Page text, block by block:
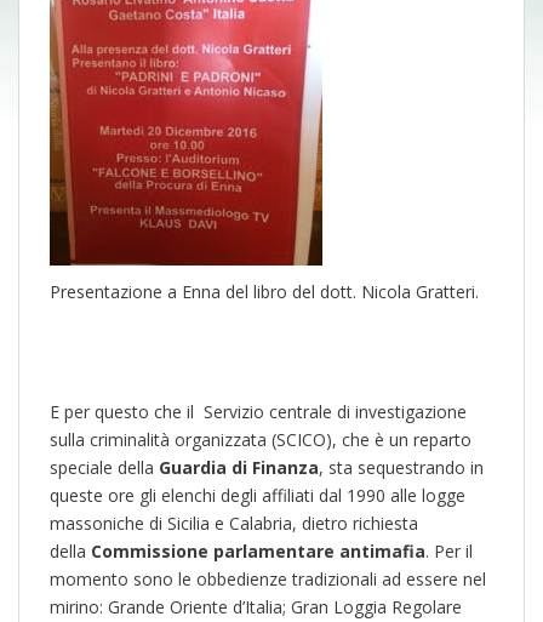
Presentazione a Enna del libro del dott. Nicola Gratteri.
E per questo che il Servizio centrale di investigazione
sulla criminalità organizzata (SCICO), che è un reparto
speciale della Guardia di Finanza, sta sequestrando in
queste ore gli elenchi degli affiliati dal 1990 alle logge
massoniche di Sicilia e Calabria, dietro richiesta
della Commissione parlamentare antimafia. Per il
momento sono le obbedienze tradizionali ad essere nel
mirino: Grande Oriente d’Italia; Gran Loggia Regolare